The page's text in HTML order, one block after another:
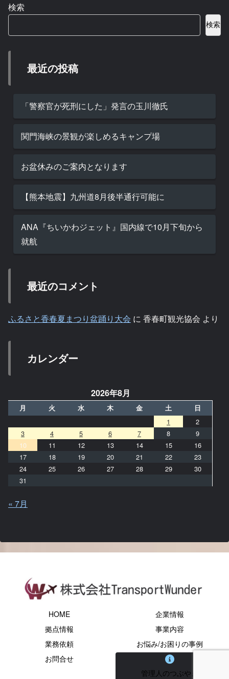
検索
検索
最近の投稿
「警察官が死刑にした」発言の玉川徹氏
関門海峡の景観が楽しめるキャンプ場
お盆休みのご案内となります
【熊本地震】九州道8月後半通行可能に
ANA『ちいかわジェット』国内線で10月下旬から
就航
最近のコメント
ふるさと香春夏まつり盆踊り大会 に 香春町観光協会 より
カレンダー
2026年8月
月 火 水 木 金 土 日
1
2
3
4 5 6 7 8
9
10
11 12 13 14 15
16
17
18 19 20 21 22
23
24
25 26 27 28 29
30
31
« 7月
HOME
企業情報
拠点情報
事業内容
業務依頼
お悩み/お困りの事例
お問合せ
管理人のつぶやき